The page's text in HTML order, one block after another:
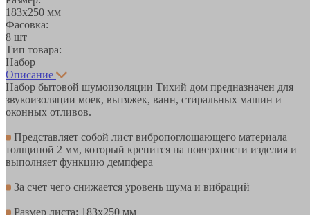
183х250 мм
Фасовка:
8 шт
Тип товара:
Набор
Описание
Набор бытовой шумоизоляции Тихий дом предназначен для
звукоизоляции моек, вытяжек, ванн, стиральных машин и
оконных отливов.
Представляет собой лист вибропоглощающего материала
толщиной 2 мм, который крепится на поверхности изделия и
выполняет функцию демпфера
За счет чего снижается уровень шума и вибраций
Размер листа: 183х250 мм